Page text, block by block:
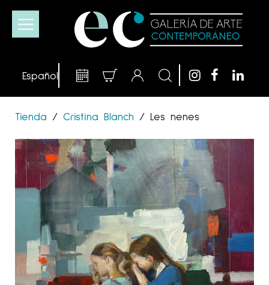
Tienda / Cristina Blanch / Les nenes